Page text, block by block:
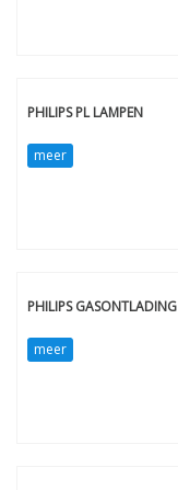
PHILIPS PL LAMPEN
meer
PHILIPS GASONTLADING
meer